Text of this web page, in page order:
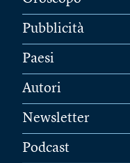
Pubblicità
Paesi
Autori
Newsletter
Podcast